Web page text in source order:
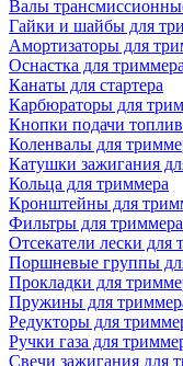
Валы
Гайки и шайбы для
Амортизаторы для
Оснастка для триммера
Канаты для стартера
Карбюраторы для
Кнопки подачи
Коленвалы для
Катушки зажигания
Кольца для триммера
Кронштейны для
Фильтры для триммера
Отсекатели лески для
Поршневые группы
Прокладки для
Пружины для
Редукторы для
Ручки газа для
Свечи зажигания для